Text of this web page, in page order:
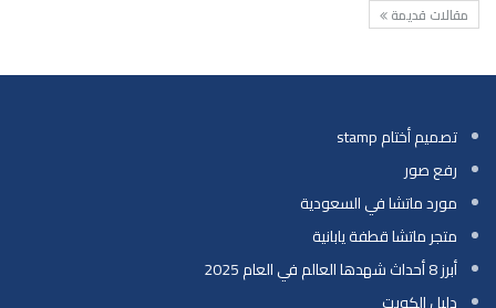
مقالات قديمة
تصميم أختام stamp
رفع صور
مورد ماتشا في السعودية
متجر ماتشا قطفة يابانية
أبرز 8 أحداث شهدها العالم في العام 2025
دليل الكويت